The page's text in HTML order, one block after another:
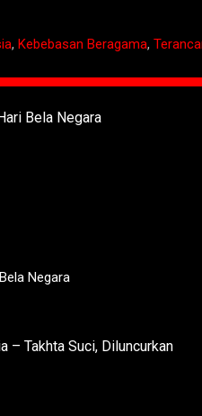
, Kebebasan Beragama,
Negara